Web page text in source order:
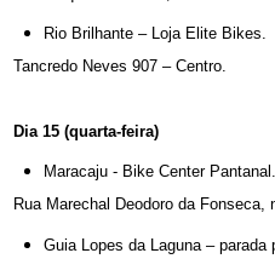
Rio Brilhante – Loja Elite Bikes.
Tancredo Neves 907 – Centro.
Dia 15 (quarta-feira)
Maracaju - Bike Center Pantanal.
Rua Marechal Deodoro da Fonseca,
Guia Lopes da Laguna – parada